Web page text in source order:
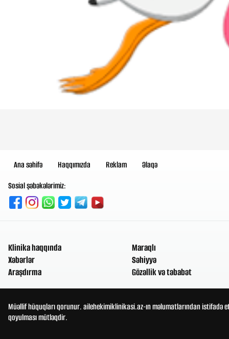
Ana səhifə Haqqımızda Reklam
Əlaqə
Sosial şəbəkələrimiz:
Klinika haqqında
Xəbərlər
Araşdırma
Maraqlı
Səhiyyə
Gözəllik və təbabət
Müəllif hüquqları qorunur. ailehekimiklinikasi.az-ın məlumatlarından
qoyulması mütləqdir.